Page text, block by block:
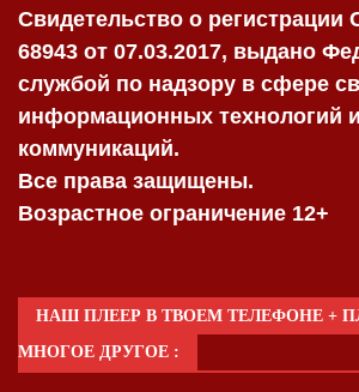
Свидетельство о
68943 от 07.03.2017, выдано
службой по надзору в сфере
информационных технологий
коммуникаций.
Все права защищены.
Возрастное ограничение 12+
НАШ ПЛЕЕР В ТВОЕМ ТЕЛЕФОНЕ +
МНОГОЕ ДРУГОЕ :